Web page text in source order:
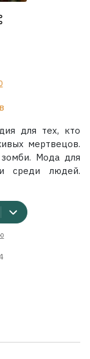
для тех, кто
мертвецов.
Мода для
среди людей.